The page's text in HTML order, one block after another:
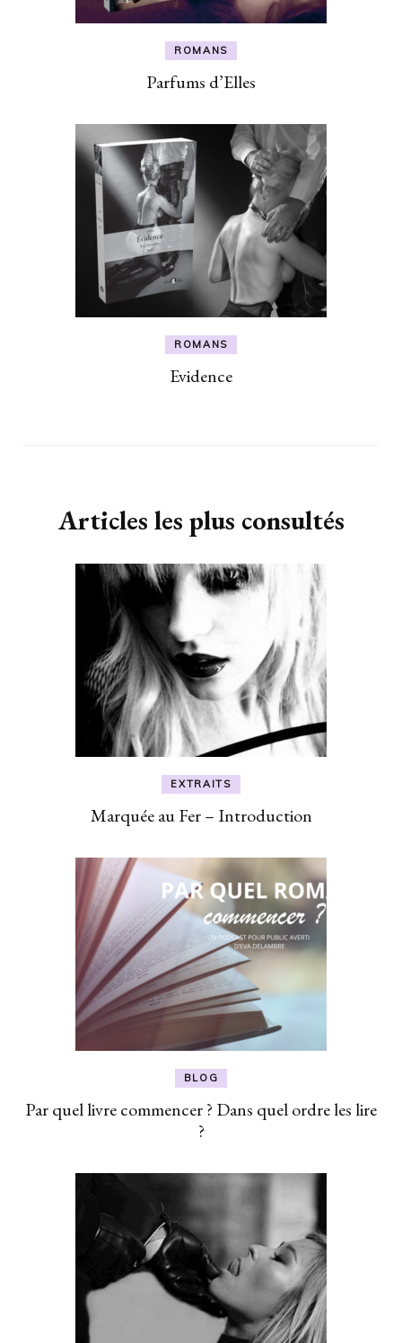
ROMANS
Parfums d’Elles
ROMANS
Evidence
Articles les plus consultés
EXTRAITS
Marquée au Fer – Introduction
BLOG
Par quel livre commencer ? Dans quel ordre les lire
?